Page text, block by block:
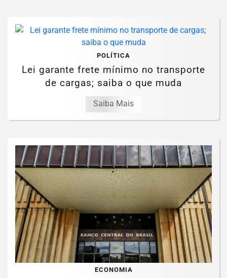
POLÍTICA
Lei garante frete mínimo no transporte
de cargas; saiba o que muda
Saiba Mais
ECONOMIA